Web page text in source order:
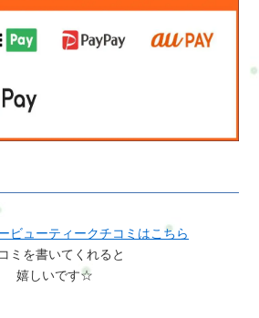
ビューティークチコミはこちら
ミを書いてくれると
嬉しいです☆